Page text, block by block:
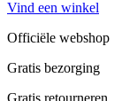
Vind een winkel
Officiële webshop
Gratis bezorging
Gratis retourneren